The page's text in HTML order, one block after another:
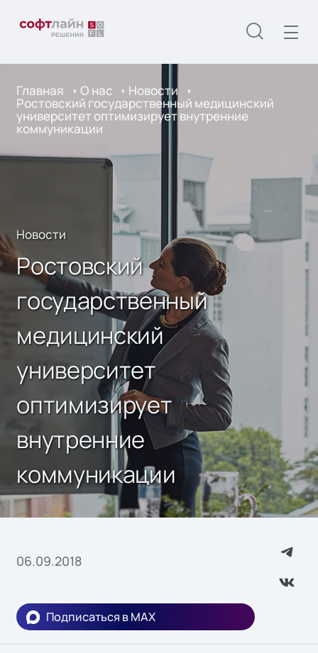
Главная О нас Новости
Ростовский государственный медицинский
университет оптимизирует внутренние
коммуникации
Новости
Ростовский
государственный
медицинский
университет
оптимизирует
внутренние
коммуникации
06.09.2018
Подписаться в MAX